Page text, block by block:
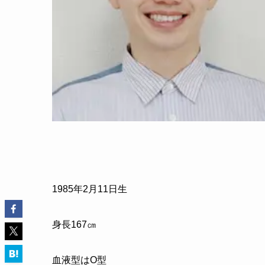
1985年2月11日生
身長167㎝
血液型はO型